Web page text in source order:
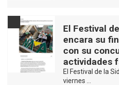
El Festival
encara su
con su
actividades
El Festival de la
viernes …